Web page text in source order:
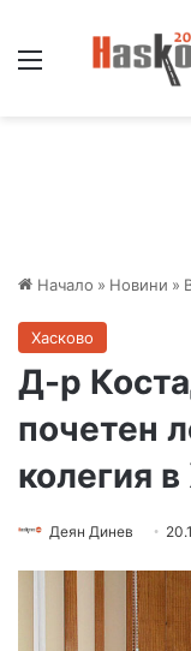
Начало » Новини »
Хасково
Д-р
почетен
колегия
Деян Динев